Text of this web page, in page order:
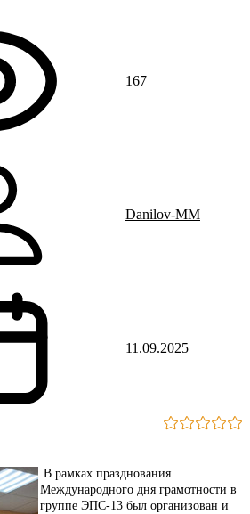
167
Danilov-MM
11.09.2025
В рамках празднования
Международного дня грамотности в
группе ЭПС-13 был организован и